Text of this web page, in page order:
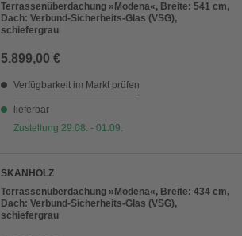
Terrassenüberdachung »Modena«, Breite: 541 cm,
Dach: Verbund-Sicherheits-Glas (VSG),
schiefergrau
5.899,00 €
Verfügbarkeit im Markt prüfen
lieferbar
Zustellung 29.08. - 01.09.
SKANHOLZ
Terrassenüberdachung »Modena«, Breite: 434 cm,
Dach: Verbund-Sicherheits-Glas (VSG),
schiefergrau